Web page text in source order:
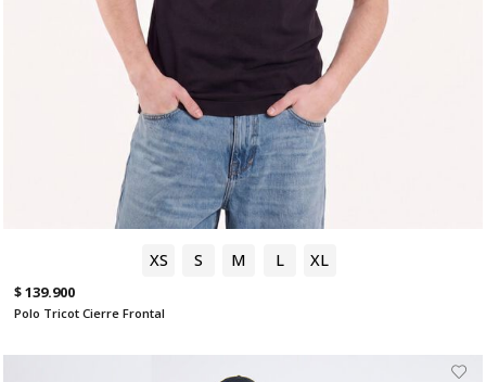
XS S M L XL
$ 139.900
Polo Tricot Cierre Frontal